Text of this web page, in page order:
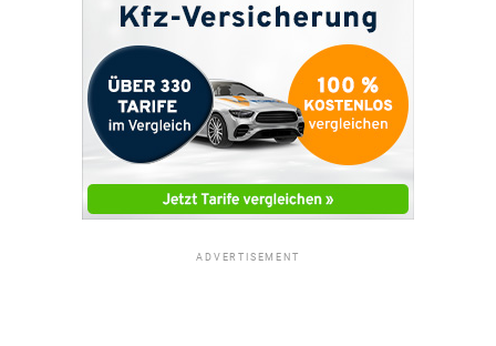
ADVERTISEMENT